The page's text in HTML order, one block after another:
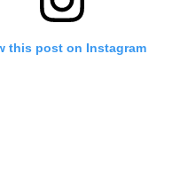
this post on Instagram